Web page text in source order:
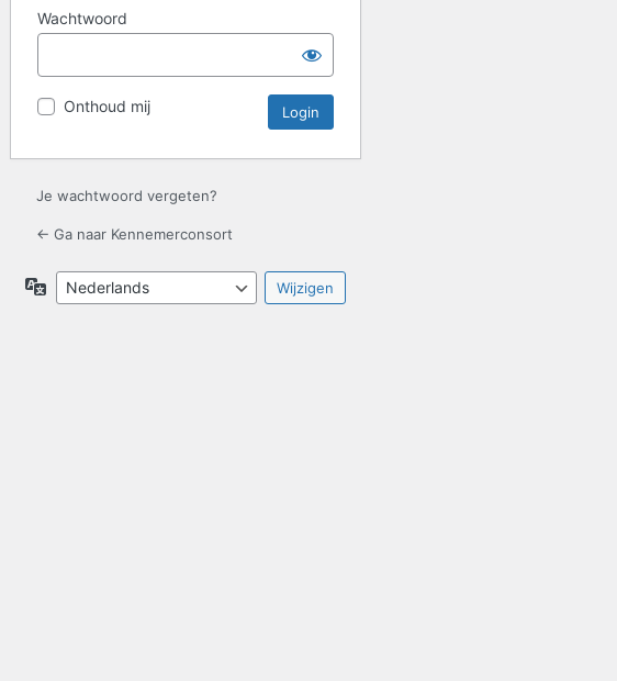
Wachtwoord
Onthoud mij
Je wachtwoord vergeten?
← Ga naar Kennemerconsort
Taal